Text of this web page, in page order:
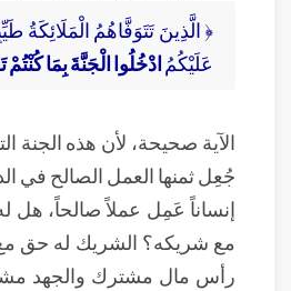
﴿ الَّذِينَ تَتَوَفَّاهُمُ الْمَلَائِكَةُ
عَلَيْكُمُادْخُلُوا الْجَنَّةَ بِمَا
الآية صحيحة، لأن هذه
جُعِل ثمنها العمل الصالح في
إنساناً عَمِل عملاً صالحاً،
مع شريكه؟ الشريك له حق
رأس مال مشترك والجهد